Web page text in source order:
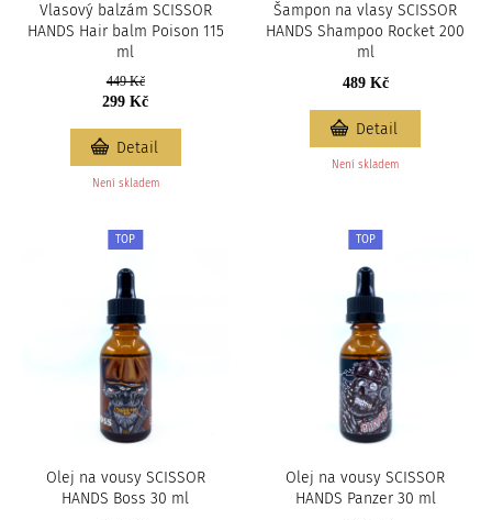
Vlasový balzám SCISSOR
HANDS Hair balm Poison 115
ml
449 Kč
299 Kč
Není skladem
Detail
Šampon na vlasy SCISSOR
HANDS Shampoo Rocket 200
ml
489 Kč
Není skladem
Detail
Olej na vousy SCISSOR
HANDS Boss 30 ml
TOP
Olej na vousy SCISSOR
HANDS Panzer 30 ml
TOP